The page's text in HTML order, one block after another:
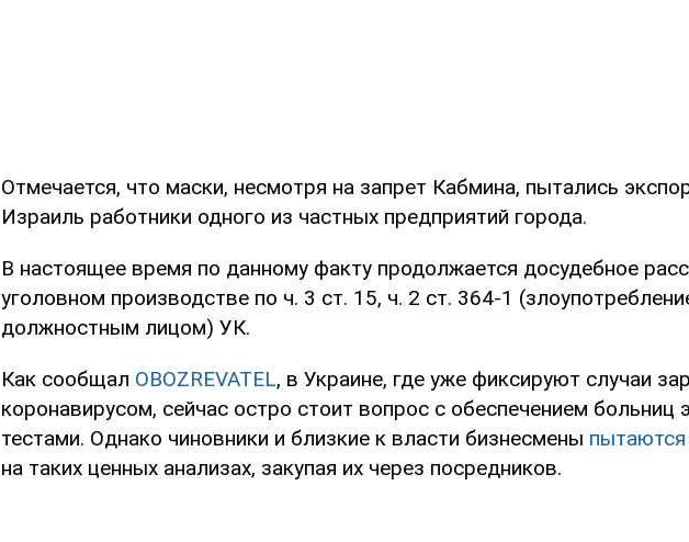
Отмечается, что маски, несмотря на запрет Кабмина, пытались
Израиль работники одного из частных предприятий города.
В настоящее время по данному факту продолжается досудебное
уголовном производстве по ч. 3 ст. 15, ч. 2 ст. 364-1
должностным лицом) УК.
Как сообщал OBOZREVATEL, в Украине, где уже фиксируют случаи
коронавирусом, сейчас остро стоит вопрос с обеспечением больниц
тестами. Однако чиновники и близкие к власти бизнесмены пытаются
на таких ценных анализах, закупая их через посредников.